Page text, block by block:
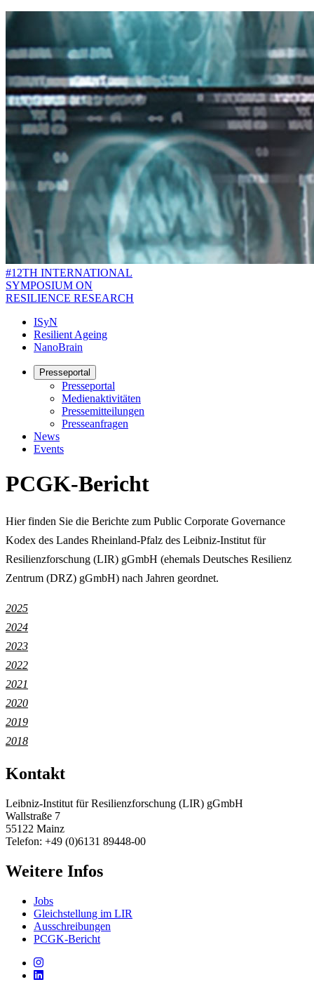
#12TH INTERNATIONAL
SYMPOSIUM ON
RESILIENCE RESEARCH
ISyN
Resilient Ageing
NanoBrain
Presseportal
Presseportal
Medienaktivitäten
Pressemitteilungen
Presseanfragen
News
Events
PCGK-Bericht
Hier finden Sie die Berichte zum Public Corporate Governance
Kodex des Landes Rheinland-Pfalz des Leibniz-Institut für
Resilienzforschung (LIR) gGmbH (ehemals Deutsches Resilienz
Zentrum (DRZ) gGmbH) nach Jahren geordnet.
2025
2024
2023
2022
2021
2020
2019
2018
Kontakt
Leibniz-Institut für Resilienzforschung (LIR) gGmbH
Wallstraße 7
55122 Mainz
Telefon: +49 (0)6131 89448-00
Weitere Infos
Jobs
Gleichstellung im LIR
Ausschreibungen
PCGK-Bericht